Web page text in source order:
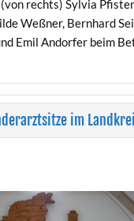
rechts) Sylvia
Weßn­er, Bern­hard
Emil Andor­fer beim
im